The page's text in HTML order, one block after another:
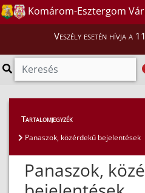
Komárom-Esztergom
Veszély esetén hívja a
Lakosság >
>
Panaszok, közérdekű
Tartalomjegyzék
Panaszok, közérdekű bejelentések
Panaszok,